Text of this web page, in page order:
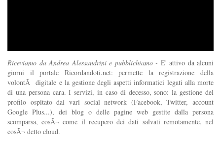
Riceviamo da Andrea Alessandrini e pubblichiamo - E' attivo da alcuni
giorni il portale Ricordandoti.net: permette la registrazione della
volontÃ digitale e la gestione degli aspetti informatici legati alla morte
di una persona cara. I servizi, in caso di decesso, sono: la gestione del
profilo ospitato dai vari social network (Facebook, Twitter, account
Google Plus...), dei blog o delle pagine web gestite dalla persona
scomparsa, cosÃ¬ come il recupero dei dati salvati remotamente, nel
cosÃ¬ detto cloud.